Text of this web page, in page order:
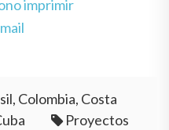
Colombia, Costa
Proyectos